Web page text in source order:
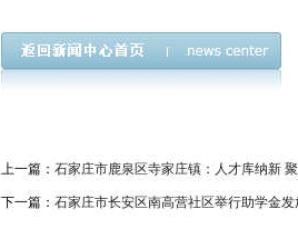
上一篇： 石家庄市鹿泉区寺家庄镇：人才库纳新
下一篇： 石家庄市长安区南高营社区举行助学金发